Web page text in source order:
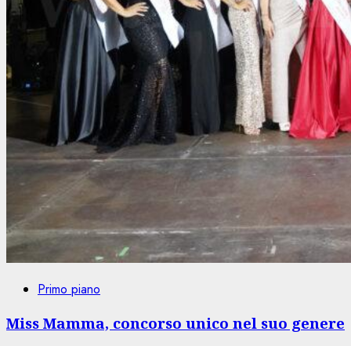
Primo piano
Miss Mamma, concorso unico nel suo genere